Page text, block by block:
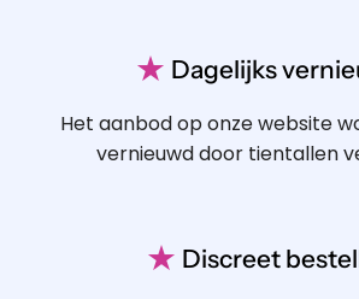
★ Dagelijks
Het aanbod op onze website
vernieuwd door tientallen
★ Discreet